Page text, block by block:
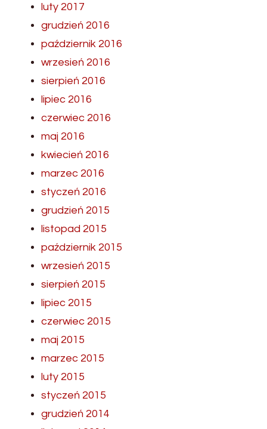
luty 2017
grudzień 2016
październik 2016
wrzesień 2016
sierpień 2016
lipiec 2016
czerwiec 2016
maj 2016
kwiecień 2016
marzec 2016
styczeń 2016
grudzień 2015
listopad 2015
październik 2015
wrzesień 2015
sierpień 2015
lipiec 2015
czerwiec 2015
maj 2015
marzec 2015
luty 2015
styczeń 2015
grudzień 2014